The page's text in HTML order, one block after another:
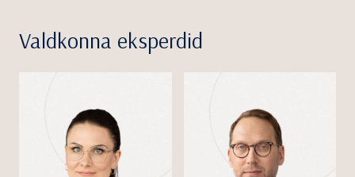
Valdkonna eksperdid